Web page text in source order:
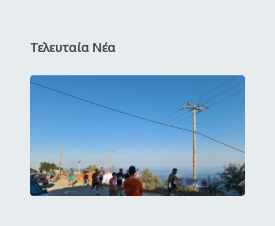
Τελευταία Νέα